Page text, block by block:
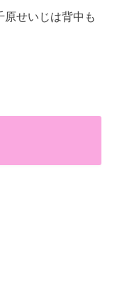
せいじは背中も